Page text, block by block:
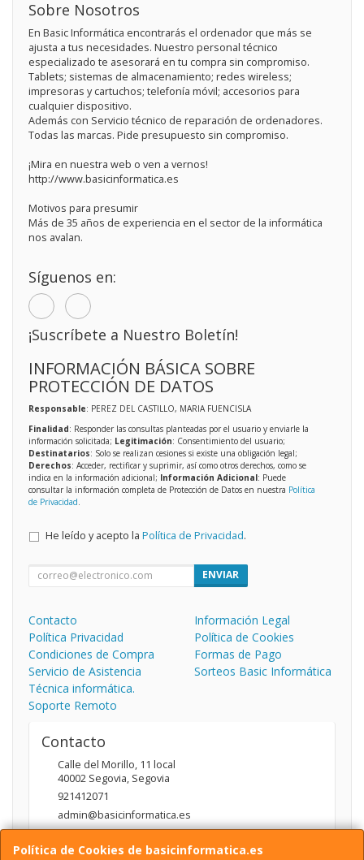
Política de Cookies de basicinformatica.es
Sobre Nosotros
En Basic Informática encontrarás el ordenador que más se
ajusta a tus necesidades. Nuestro personal técnico
especializado te asesorará en tu compra sin compromiso.
Tablets; sistemas de almacenamiento; redes wireless;
impresoras y cartuchos; telefonía móvil; accesorios para
cualquier dispositivo.
Además con Servicio técnico de reparación de ordenadores.
Todas las marcas. Pide presupuesto sin compromiso.
¡Mira en nuestra web o ven a vernos!
http://www.basicinformatica.es
Motivos para presumir
Más de 35 años de experiencia en el sector de la informática
nos avalan.
Síguenos en:
¡Suscríbete a Nuestro Boletín!
INFORMACIÓN BÁSICA SOBRE
PROTECCIÓN DE DATOS
Responsable: PEREZ DEL CASTILLO, MARIA FUENCISLA
Finalidad: Responder las consultas planteadas por el usuario y enviarle la
información solicitada; Legitimación: Consentimiento del usuario;
Destinatarios: Solo se realizan cesiones si existe una obligación legal;
Derechos: Acceder, rectificar y suprimir, así como otros derechos, como se
indica en la información adicional; Información Adicional: Puede
consultar la información completa de Protección de Datos en nuestra Política
de Privacidad
He leído y acepto la Política de Privacidad.
ENVIAR
Contacto
Información Legal
Política Privacidad
Política de Cookies
Condiciones de Compra
Formas de Pago
Servicio de Asistencia
Técnica informática.
Soporte Remoto
Sorteos Basic Informática
Contacto
Calle del Morillo, 11 local
40002 Segovia, Segovia
921412071
admin@basicinformatica.es